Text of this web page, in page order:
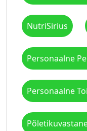
NutriSirius
Personaalne
Personaalne